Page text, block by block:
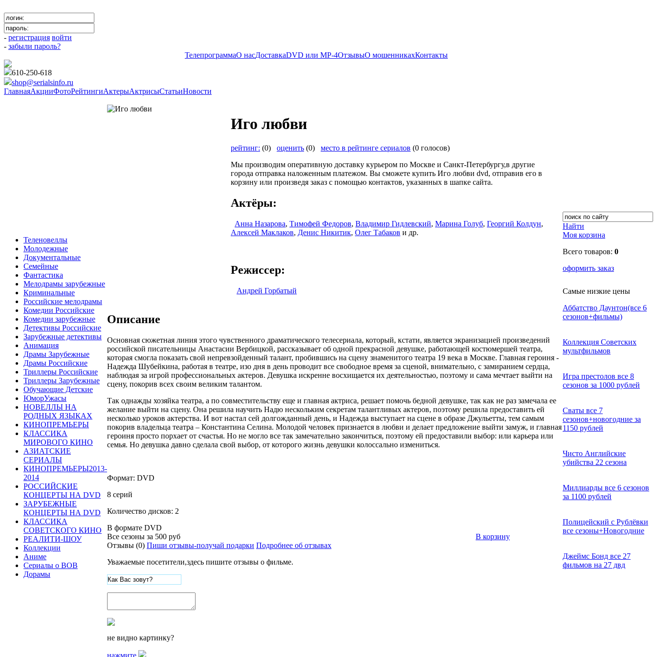
- регистрация войти
- забыли пароль?
ТелепрограммаО насДоставкаDVD или MP-4ОтзывыО мошенникахКонтакты
610-250-618
shop@serialsinfo.ru
ГлавнаяАкцииФотоРейтингиАктерыАктрисыСтатьиНовости
Теленовеллы
Молодежные
Документальные
Семейные
Фантастика
Мелодрамы зарубежные
Криминальные
Российские мелодрамы
Комедии Российские
Комедии зарубежные
Детективы Российские
Зарубежные детективы
Анимация
Драмы Зарубежные
Драмы Российские
Триллеры Российские
Триллеры Зарубежные
Обучающие Детские
ЮморУжасы
НОВЕЛЛЫ НА
РОДНЫХ ЯЗЫКАХ
КИНОПРЕМЬЕРЫ
КЛАССИКА
МИРОВОГО КИНО
АЗИАТСКИЕ
СЕРИАЛЫ
КИНОПРЕМЬЕРЫ2013-
2014
РОССИЙСКИЕ
КОНЦЕРТЫ НА DVD
ЗАРУБЕЖНЫЕ
КОНЦЕРТЫ НА DVD
КЛАССИКА
СОВЕТСКОГО КИНО
РЕАЛИТИ-ШОУ
Коллекции
Аниме
Сериалы о ВОВ
Дорамы
Иго любви
рейтинг: (0) оценить (0) место в рейтинге сериалов (0 голосов)
Мы производим оперативную доставку курьером по Москве и Санкт-Петербургу,в другие
города отправка наложенным платежом. Вы сможете купить Иго любви dvd, отправив его в
корзину или произведя заказ с помощью контактов, указанных в шапке сайта.
Актёры:
Анна Назарова, Тимофей Федоров, Владимир Гидлевский, Марина Голуб, Георгий Колдун,
Алексей Маклаков, Денис Никитик, Олег Табаков и др.
Режиссер:
Андрей Горбатый
Описание
Основная сюжетная линия этого чувственного драматического телесериала, который, кстати, является экранизацией произведений
российской писательницы Анастасии Вербицкой, рассказывает об одной прекрасной девушке, работающей костюмершей театра,
которая смогла показать свой непревзойденный талант, пробившись на сцену знаменитого театра 19 века в Москве. Главная героиня -
Надежда Шубейкина, работая в театре, изо дня в день проводит все свободное время за сценой, внимательно, с замиранием сердца,
наблюдая за игрой профессиональных актеров. Девушка искренне восхищается их деятельностью, поэтому и сама мечтает выйти на
сцену, покорив всех своим великим талантом.
Так однажды хозяйка театра, а по совместительству еще и главная актриса, решает помочь бедной девушке, так как не раз замечала ее
желание выйти на сцену. Она решила научить Надю нескольким секретам талантливых актеров, поэтому решила предоставить ей
несколько уроков актерства. И вот настал сей долгожданный день, и Надежда выступает на сцене в образе Джульетты, тем самым
покорив владельца театра – Константина Селина. Молодой человек признается в любви и делает предложение выйти замуж, и главная
героиня просто порхает от счастья. Но не могло все так замечательно закончиться, поэтому ей предоставили выбор: или карьера или
семья. Но девушка давно сделала свой выбор, от которого жизнь девушки колоссально измениться.
Формат: DVD
8 серий
Количество дисков: 2
В формате DVD
Все сезоны за 500 руб
В корзину
Отзывы (0) Пиши отзывы-получай подарки Подробнее об отзывах
Уважаемые посетители,здесь пишите отзывы о фильме.
не видно картинку?
нажмите
Найти
Моя корзина
Всего товаров: 0
оформить заказ
Самые низкие цены
Аббатство Даунтон(все 6
сезонов+фильмы)
Коллекция Советских
мультфильмов
Игра престолов все 8
сезонов за 1000 рублей
Сваты все 7
сезонов+новогодние за
1150 рублей
Чисто Английские
убийства 22 сезона
Миллиарды все 6 сезонов
за 1100 рублей
Полицейский с Рублёвки
все сезоны+Новогодние
Джеймс Бонд все 27
фильмов на 27 двд